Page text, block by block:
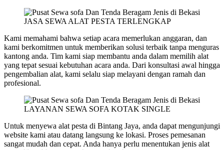
JASA SEWA ALAT PESTA TERLENGKAP
Kami memahami bahwa setiap acara memerlukan anggaran, dan
kami berkomitmen untuk memberikan solusi terbaik tanpa menguras
kantong anda. Tim kami siap membantu anda dalam memilih alat
yang tepat sesuai kebutuhan acara anda. Dari konsultasi awal hingga
pengembalian alat, kami selalu siap melayani dengan ramah dan
profesional.
LAYANAN SEWA SOFA KOTAK SINGLE
Untuk menyewa alat pesta di Bintang Jaya, anda dapat mengunjungi
website kami atau datang langsung ke lokasi. Proses pemesanan
sangat mudah dan cepat. Anda hanya perlu menentukan jenis alat